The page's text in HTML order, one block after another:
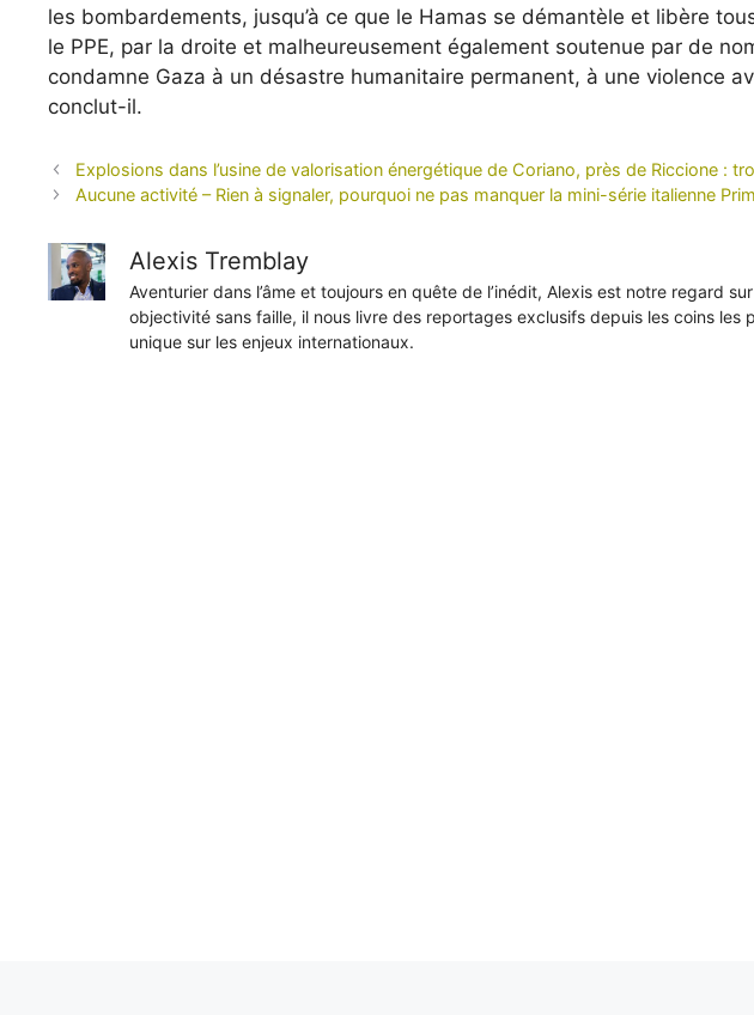
les bombardements, jusqu’à ce que le Hamas se démantèle et libère
le PPE, par la droite et malheureusement également soutenue par de
condamne Gaza à un désastre humanitaire permanent, à une violence
conclut-il.
Explosions dans l’usine de valorisation énergétique de Coriano, près de Riccione :
Aucune activité – Rien à signaler, pourquoi ne pas manquer la mini-série italienne
Alexis Tremblay
Aventurier dans l’âme et toujours en quête de l’inédit, Alexis est notre regard
objectivité sans faille, il nous livre des reportages exclusifs depuis les coins
unique sur les enjeux internationaux.